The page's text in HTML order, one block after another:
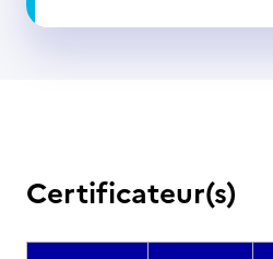
Certificateur(s)